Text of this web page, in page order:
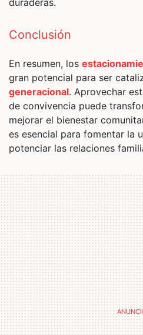
duraderas.
Conclusión
En resumen, los
gran potencial para ser
generacional. Aprovechar
de convivencia puede
mejorar el bienestar
es esencial para fomentar la
potenciar las relaciones